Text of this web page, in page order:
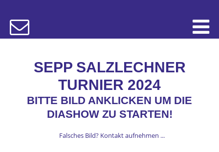
SEPP SALZLECHNER
TURNIER 2024
BITTE BILD ANKLICKEN UM DIE
DIASHOW ZU STARTEN!
Falsches Bild? Kontakt aufnehmen ...